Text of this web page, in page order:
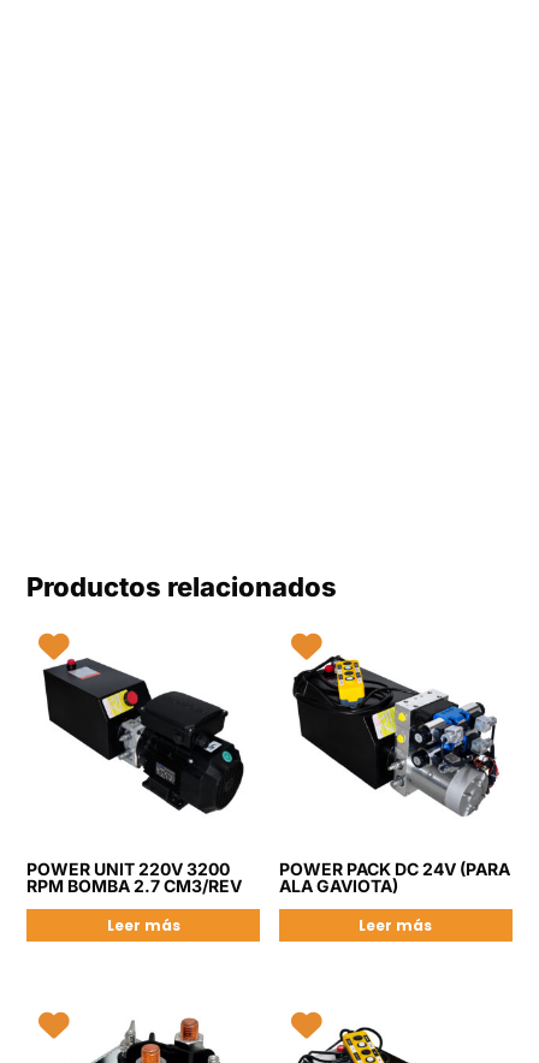
Productos relacionados
POWER UNIT 220V 3200
RPM BOMBA 2.7 CM3/REV
Leer más
POWER PACK DC 24V (PARA
ALA GAVIOTA)
Leer más